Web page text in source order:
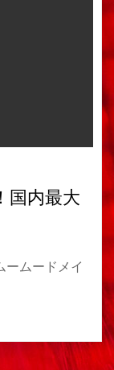
国内最大
ームードメイ